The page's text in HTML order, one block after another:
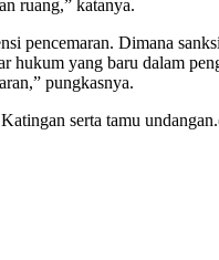
ruang,” katanya.
pencemaran. Dimana
hukum yang baru dalam
pungkasnya.
serta tamu